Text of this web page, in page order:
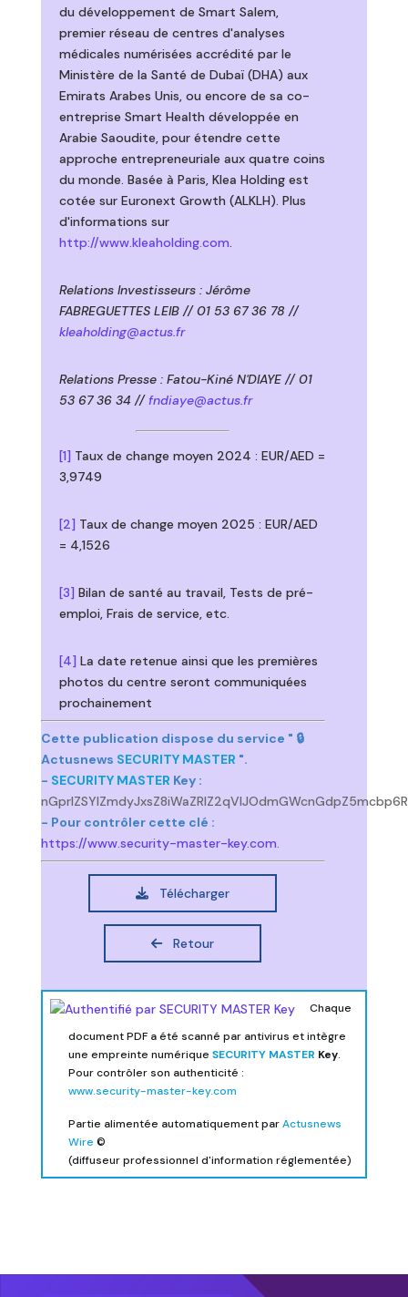
du développement de Smart Salem,
premier réseau de centres d'analyses
médicales numérisées accrédité par le
Ministère de la Santé de Dubaï (DHA) aux
Emirats Arabes Unis, ou encore de sa co-
entreprise Smart Health développée en
Arabie Saoudite, pour étendre cette
approche entrepreneuriale aux quatre coins
du monde. Basée à Paris, Klea Holding est
cotée sur Euronext Growth (ALKLH). Plus
d'informations sur
http://www.kleaholding.com
Relations Investisseurs : Jérôme
FABREGUETTES LEIB // 01 53 67 36 78 //
kleaholding@actus.fr
Relations Presse : Fatou-Kiné N'DIAYE // 01
53 67 36 34 //fndiaye@actus.fr
[1] Taux de change moyen 2024 : EUR/AED =
3,9749
[2] Taux de change moyen 2025 : EUR/AED
= 4,1526
[3] Bilan de santé au travail, Tests de pré-
emploi, Frais de service, etc.
[4] La date retenue ainsi que les premières
photos du centre seront communiquées
prochainement
Cette publication dispose du service " 🔒
Actusnews SECURITY MASTER ".
- SECURITY MASTER Key :
- Pour contrôler cette clé :
https://www.security-master-key.com
Télécharger
Retour
Chaque
document PDF a été scanné par antivirus et intègre
une empreinte numérique SECURITY MASTER Key.
Pour contrôler son authenticité :
www.security-master-key.com
Partie alimentée automatiquement parActusnews
Wire ©
(diffuseur professionnel d'information réglementée)